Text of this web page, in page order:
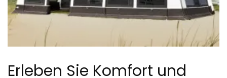
Erleben Sie Komfort und